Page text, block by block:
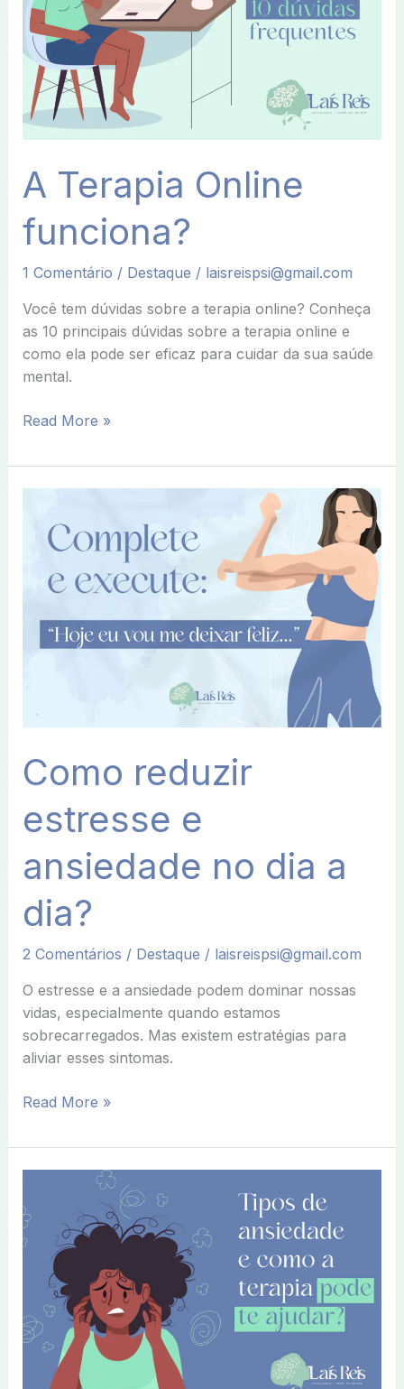
A Terapia Online
funciona?
1 Comentário / Destaque / laisreispsi@gmail.com
Você tem dúvidas sobre a terapia online? Conheça
as 10 principais dúvidas sobre a terapia online e
como ela pode ser eficaz para cuidar da sua saúde
mental.
Read More »
Como reduzir
estresse e
ansiedade no dia a
dia?
2 Comentários / Destaque / laisreispsi@gmail.com
O estresse e a ansiedade podem dominar nossas
vidas, especialmente quando estamos
sobrecarregados. Mas existem estratégias para
aliviar esses sintomas.
reduzir
estresse
ansiedade
Read More »
de
ansiedade
e
como
terapia
pode
ajudar?